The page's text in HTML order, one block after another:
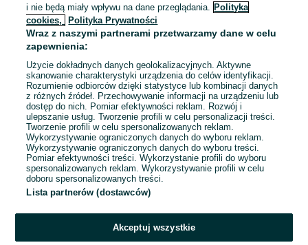
Kozerki
Odświeżono dnia 31 lipca 2026
1 2 3 ... 25
i nie będą miały wpływu na dane przeglądania. Polityka
cookies,
Polityka Prywatności
Wraz z naszymi partnerami przetwarzamy dane w celu
zapewnienia:
Użycie dokładnych danych geolokalizacyjnych. Aktywne
skanowanie charakterystyki urządzenia do celów identyfikacji.
Rozumienie odbiorców dzięki statystyce lub kombinacji danych
z różnych źródeł. Przechowywanie informacji na urządzeniu lub
dostęp do nich. Pomiar efektywności reklam. Rozwój i
ulepszanie usług. Tworzenie profili w celu personalizacji treści.
Tworzenie profili w celu spersonalizowanych reklam.
Wykorzystywanie ograniczonych danych do wyboru reklam.
Wykorzystywanie ograniczonych danych do wyboru treści.
Pomiar efektywności treści. Wykorzystanie profili do wyboru
spersonalizowanych reklam. Wykorzystywanie profili w celu
doboru spersonalizowanych treści.
Lista partnerów (dostawców)
Akceptuj wszystkie